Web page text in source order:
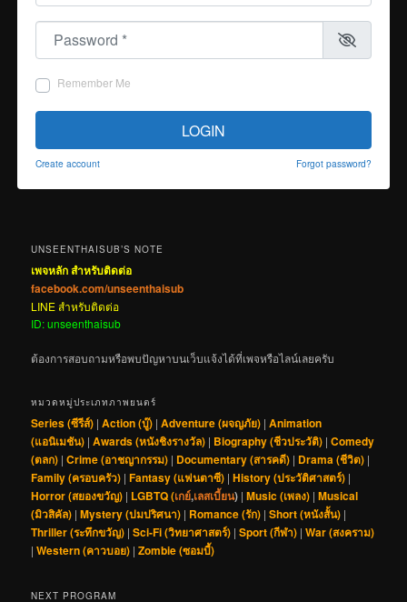
Password
Remember Me
LOGIN
Create account Forgot password?
UNSEENTHAISUB’S NOTE
เพจหลัก สำหรับติดต่อ
facebook.com/unseenthaisub
LINE สำหรับติดต่อ
ID: unseenthaisub
ต้องการสอบถามหรือพบปัญหาบนเว็บแจ้งได้ที่เพจหรือไลน์เลยครับ
หมวดหมู่ประเภทภาพยนตร์
Series (ซีรีส์) |Action (บู๊) |Adventure (ผจญภัย) |Animation
(แอนิเมชัน) |Awards (หนังชิงรางวัล) | Biography (ชีวประวัติ) |Comedy
(ตลก) |Crime (อาชญากรรม) | Documentary (สารคดี) | Drama (ชีวิต) |
Family (ครอบครัว) |Fantasy (แฟนตาซี) |History (ประวัติศาสตร์) |
Horror (สยองขวัญ) | LGBTQ (เกย์,เลสเบี้ยน) |Music (เพลง) |Musical
(มิวสิคัล) |Mystery (ปมปริศนา) | Romance (รัก) |Short (หนังสั้น) |
Thriller (ระทึกขวัญ) |Sci-Fi (วิทยาศาสตร์) |Sport (กีฬา) |War (สงคราม)
|Western (คาวบอย) |Zombie (ซอมบี้)
NEXT PROGRAM